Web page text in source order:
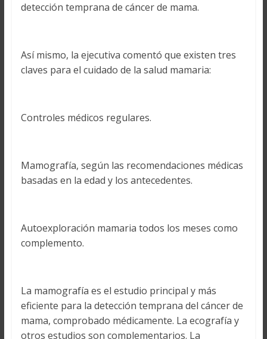
detección temprana de cáncer de mama.
Así mismo, la ejecutiva comentó que existen tres
claves para el cuidado de la salud mamaria:
Controles médicos regulares.
Mamografía, según las recomendaciones médicas
basadas en la edad y los antecedentes.
Autoexploración mamaria todos los meses como
complemento.
La mamografía es el estudio principal y más
eficiente para la detección temprana del cáncer de
mama, comprobado médicamente. La ecografía y
otros estudios son complementarios. La